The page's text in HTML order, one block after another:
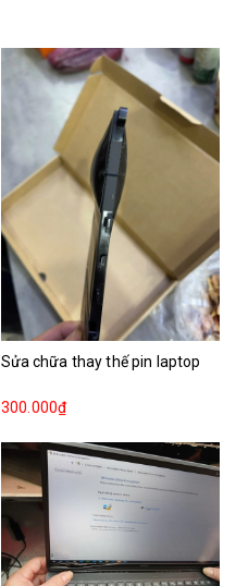
Sửa chữa thay thế pin laptop
300.000₫